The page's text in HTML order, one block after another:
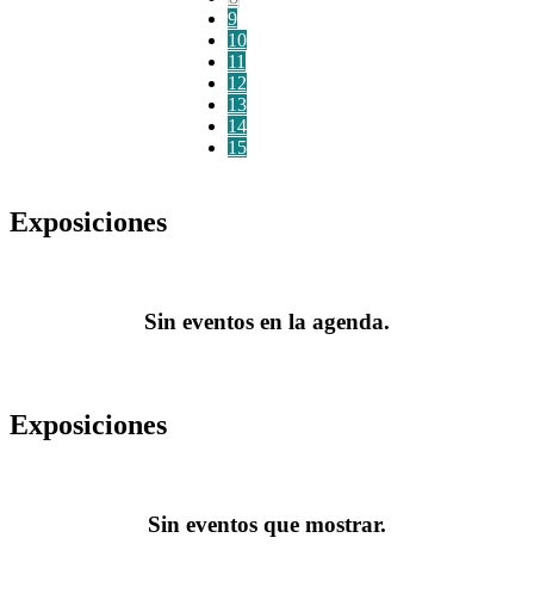
9
10
11
12
13
14
15
Exposiciones
Sin eventos en la agenda.
Exposiciones
Sin eventos que mostrar.